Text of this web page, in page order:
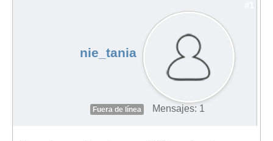
nie_tania
Fuera de línea Mensajes: 1